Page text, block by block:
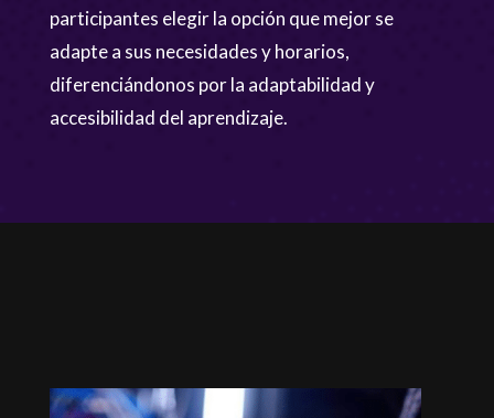
participantes elegir la opción que mejor se
adapte a sus necesidades y horarios,
diferenciándonos por la adaptabilidad y
accesibilidad del aprendizaje.